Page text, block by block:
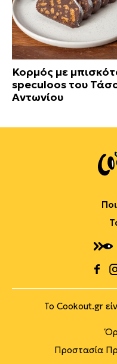
Κορμός με
speculoos του
Αντωνίου
Το Cookout.gr
Προστασία